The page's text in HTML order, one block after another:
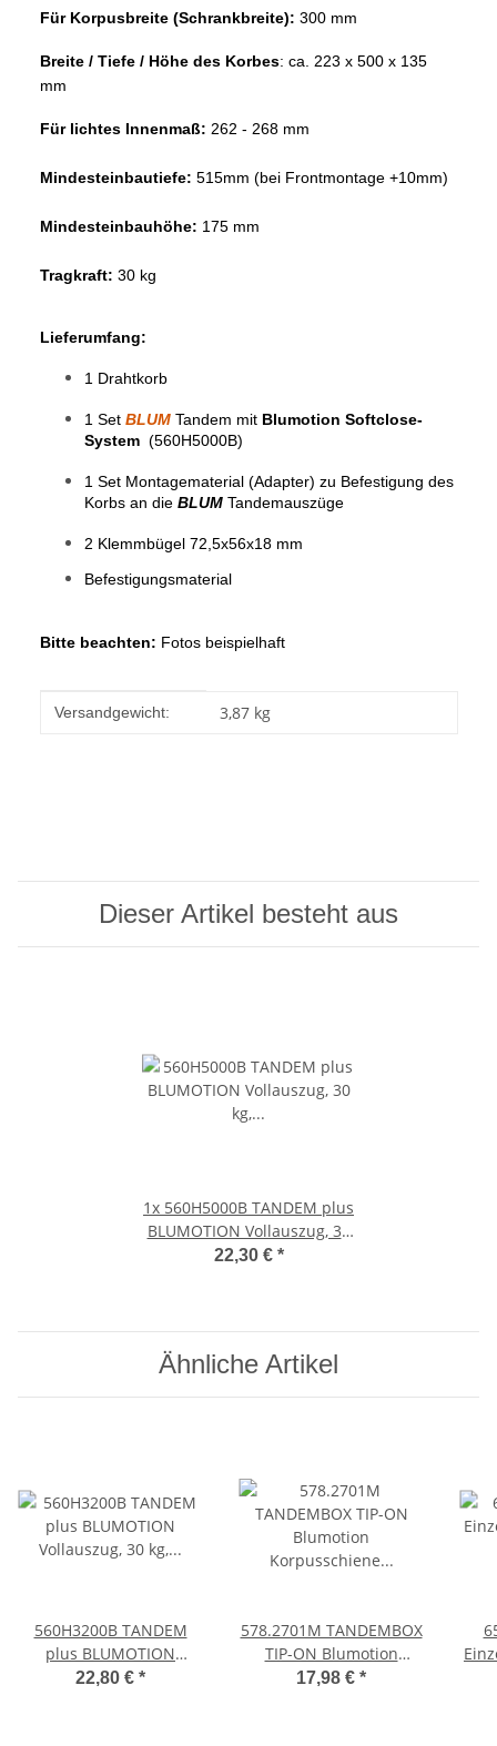
Für Korpusbreite (Schrankbreite): 300 mm
Breite / Tiefe / Höhe des Korbes: ca. 223 x 500 x 135
mm
Für lichtes Innenmaß: 262 - 268 mm
Mindesteinbautiefe: 515mm (bei Frontmontage +10mm)
Mindesteinbauhöhe: 175 mm
Tragkraft: 30 kg
Lieferumfang:
1 Drahtkorb
1 Set BLUM Tandem mit Blumotion Softclose-
System (560H5000B)
1 Set Montagematerial (Adapter) zu Befestigung des
Korbs an die BLUM Tandemauszüge
2 Klemmbügel 72,5x56x18 mm
Befestigungsmaterial
Bitte beachten: Fotos beispielhaft
Produkteigenschaft
Wert
Versandgewicht: 3,87 kg
Dieser Artikel besteht aus
1x 560H5000B TANDEM plus
BLUMOTION Vollauszug, 30
kg, NL=500mm ohne
22,30 € *
Ähnliche Artikel
560H3200B TANDEM
plus BLUMOTION
Vollauszug, 30 kg,
22,80 € *
578.2701M TANDEMBOX
TIP-ON Blumotion
Korpusschiene
17,98 € *